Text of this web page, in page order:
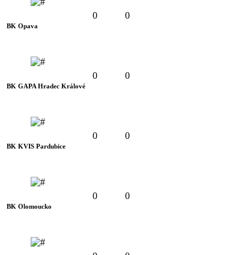
BK Opava
0 0
BK GAPA Hradec Králové
0 0
BK KVIS Pardubice
0 0
BK Olomoucko
0 0